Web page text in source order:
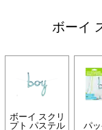
ボーイ
ボーイ スクリ
プト パステル パ